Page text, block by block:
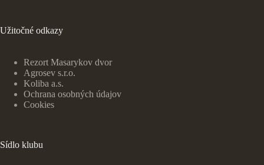
Užitočné odkazy
Rezort Masarykov dvor
Agrosev s.r.o.
Koliba a.s.
Ochrana osobných údajov
Cookies
Sídlo klubu